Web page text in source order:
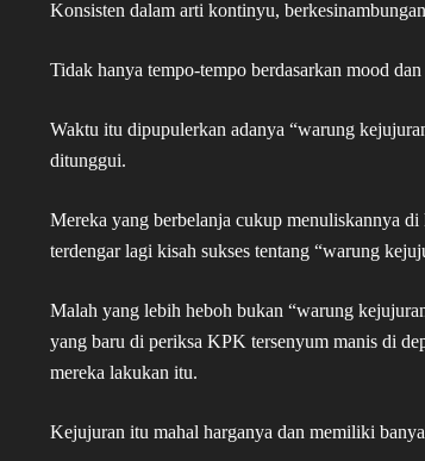
Konsisten dalam arti kontinyu,
Tidak hanya tempo-tempo berdasarkan mood
Waktu itu dipupulerkan adanya “warung
ditunggui.
Mereka yang berbelanja cukup menuliskannya
terdengar lagi kisah sukses tentang “warung
Malah yang lebih heboh bukan “warung
yang baru di periksa KPK tersenyum manis di
mereka lakukan itu.
Kejujuran itu mahal harganya dan memiliki